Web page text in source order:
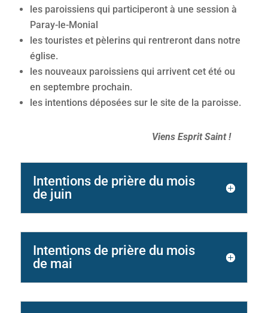
les paroissiens qui participeront à une session à
Paray-le-Monial
les touristes et pèlerins qui rentreront dans notre
église.
les nouveaux paroissiens qui arrivent cet été ou
en septembre prochain.
les intentions déposées sur le site de la paroisse.
Viens Esprit Saint !
Intentions de prière du mois
de juin
Intentions de prière du mois
de mai